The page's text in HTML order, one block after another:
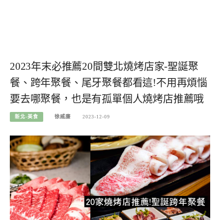
2023年末必推薦20間雙北燒烤店家-聖誕聚
餐、跨年聚餐、尾牙聚餐都看這!不用再煩惱
要去哪聚餐，也是有孤單個人燒烤店推薦哦
新北-美食 徐威廉 2023-12-09